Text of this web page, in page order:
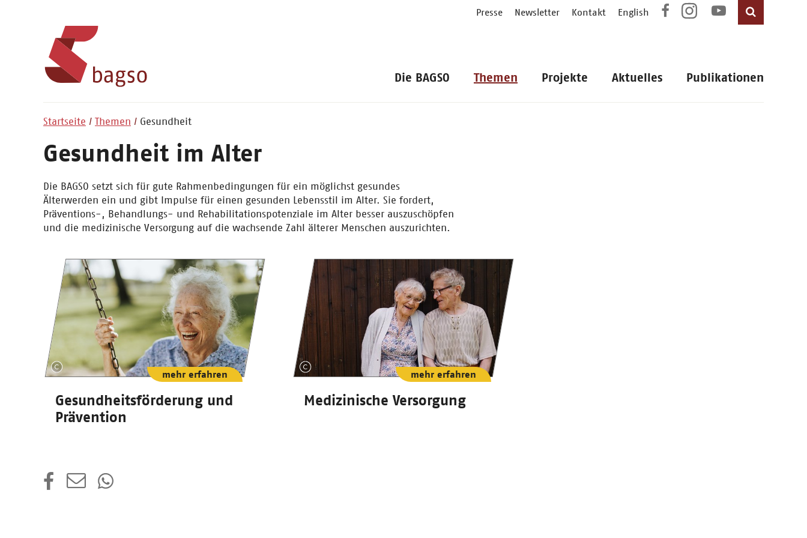
Presse Newsletter Kontakt English
Die BAGSO Themen Projekte Aktuelles Publikationen
Startseite Themen Gesundheit
Gesundheit im Alter
Die BAGSO setzt sich für gute Rahmenbedingungen für ein möglichst gesundes
Älterwerden ein und gibt Impulse für einen gesunden Lebensstil im Alter. Sie fordert,
Präventions-, Behandlungs- und Rehabilitationspotenziale im Alter besser auszuschöpfen
und die medizinische Versorgung auf die wachsende Zahl älterer Menschen auszurichten.
Gesundheitsförderung und
Prävention
mehr erfahren
Medizinische Versorgung
mehr erfahren